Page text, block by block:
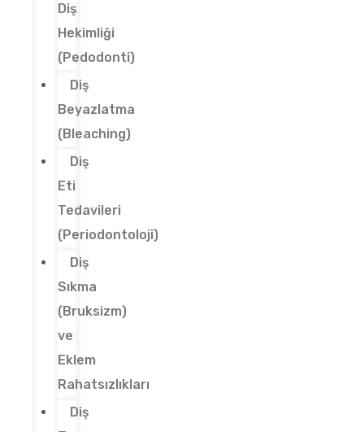
Diş
Hekimliği
(Pedodonti)
Diş
Beyazlatma
(Bleaching)
Diş
Eti
Tedavileri
(Periodontoloji)
Diş
Sıkma
(Bruksizm)
ve
Eklem
Rahatsızlıkları
Diş